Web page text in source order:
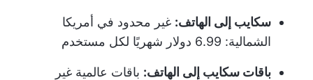
سكايب إلى الهاتف: غير محدود في أمريكا
الشمالية: 6.99 دولار شهريًا لكل مستخدم
باقات سكايب إلى الهاتف: باقات عالمية غير